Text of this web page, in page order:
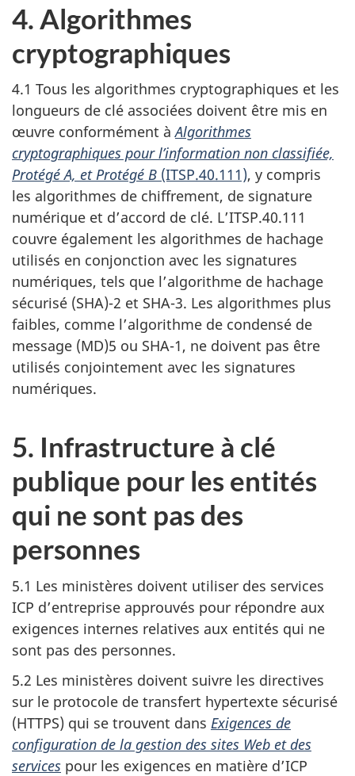
4. Algorithmes
cryptographiques
4.1 Tous les algorithmes cryptographiques et les
longueurs de clé associées doivent être mis en
œuvre conformément àAlgorithmes
cryptographiques pour l’information non classifiée,
Protégé A, et Protégé B (ITSP.40.111), y compris
les algorithmes de chiffrement, de signature
numérique et d’accord de clé. L’ITSP.40.111
couvre également les algorithmes de hachage
utilisés en conjonction avec les signatures
numériques, tels que l’algorithme de hachage
sécurisé (SHA)-2 et SHA-3. Les algorithmes plus
faibles, comme l’algorithme de condensé de
message (MD)5 ou SHA-1, ne doivent pas être
utilisés conjointement avec les signatures
numériques.
5. Infrastructure à clé
publique pour les entités
qui ne sont pas des
personnes
5.1 Les ministères doivent utiliser des services
ICP d’entreprise approuvés pour répondre aux
exigences internes relatives aux entités qui ne
sont pas des personnes.
5.2 Les ministères doivent suivre les directives
sur le protocole de transfert hypertexte sécurisé
(HTTPS) qui se trouvent dans Exigences de
configuration de la gestion des sites Web et des
services pour les exigences en matière d’ICP